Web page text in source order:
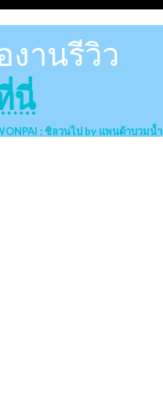
งานรีวิว
นี่
: ชิลวนไป by แพนด้าบวมน้ำ